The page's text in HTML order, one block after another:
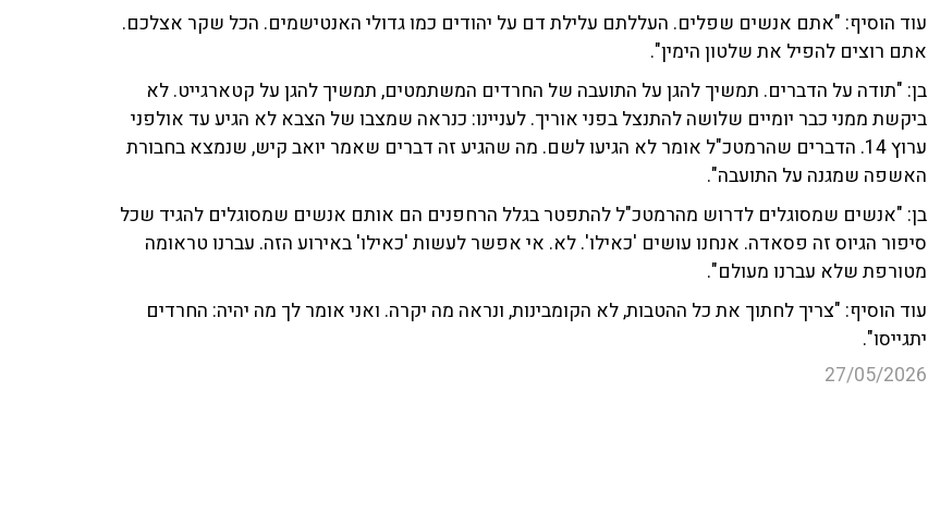
עוד הוסיף: "אתם אנשים שפלים. העללתם עלילת דם על יהודים כמו גדולי האנטישמים. הכל שקר אצלכם.
אתם רוצים להפיל את שלטון הימין".
בן: "תודה על הדברים. תמשיך להגן על התועבה של החרדים המשתמטים, תמשיך להגן על קטארגייט. לא
ביקשת ממני כבר יומיים שלושה להתנצל בפני אוריך. לעניינו: כנראה שמצבו של הצבא לא הגיע עד אולפני
ערוץ 14. הדברים שהרמטכ"ל אומר לא הגיעו לשם. מה שהגיע זה דברים שאמר יואב קיש, שנמצא בחבורת
האשפה שמגנה על התועבה".
בן: "אנשים שמסוגלים לדרוש מהרמטכ"ל להתפטר בגלל הרחפנים הם אותם אנשים שמסוגלים להגיד שכל
סיפור הגיוס זה פסאדה. אנחנו עושים 'כאילו'. לא. אי אפשר לעשות 'כאילו' באירוע הזה. עברנו טראומה
מטורפת שלא עברנו מעולם".
עוד הוסיף: "צריך לחתוך את כל ההטבות, לא הקומבינות, ונראה מה יקרה. ואני אומר לך מה יהיה: החרדים
יתגייסו".
27/05/2026